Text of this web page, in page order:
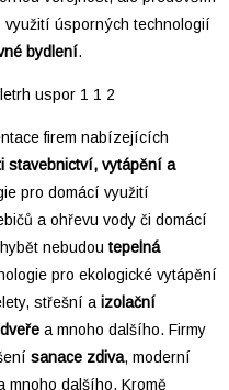
využití úsporných technologií
bydlení.
firem nabízejících
stavebnictví, vytápění a
pro domácí využití
a ohřevu vody či domácí
nebudou tepelná
pro ekologické vytápění
střešní aizolační
a mnoho dalšího. Firmy
sanace zdiva, moderní
mnoho dalšího. Kromě